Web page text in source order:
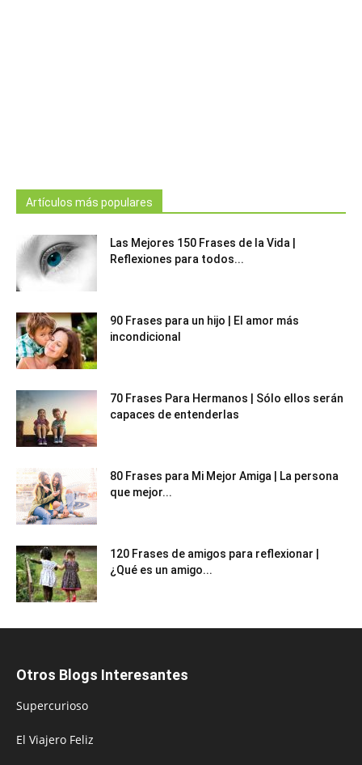
Artículos más populares
Las Mejores 150 Frases de la Vida |
Reflexiones para todos...
90 Frases para un hijo | El amor más
incondicional
70 Frases Para Hermanos | Sólo ellos serán
capaces de entenderlas
80 Frases para Mi Mejor Amiga | La persona
que mejor...
120 Frases de amigos para reflexionar |
¿Qué es un amigo...
Otros Blogs Interesantes
Supercurioso
El Viajero Feliz